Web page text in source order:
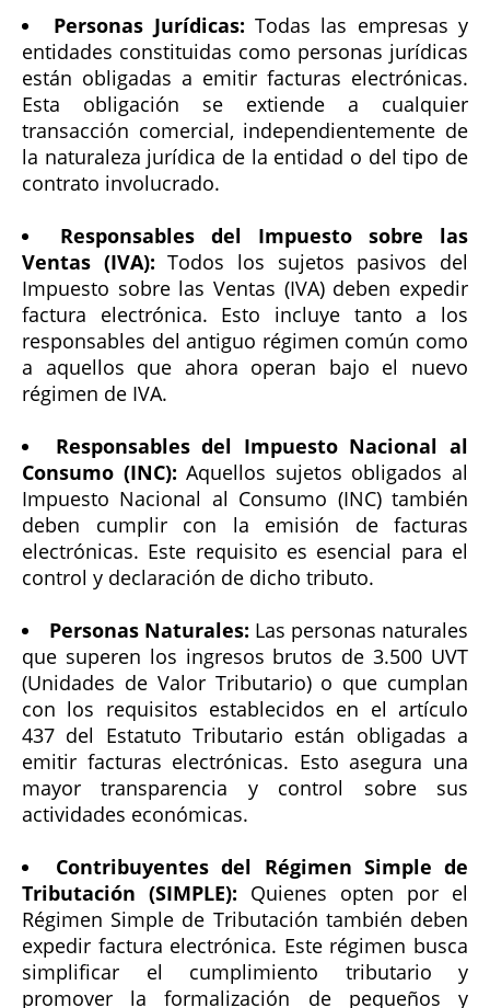
Personas Jurídicas: Todas las empresas y
entidades constituidas como personas jurídicas
están obligadas a emitir facturas electrónicas.
Esta obligación se extiende a cualquier
transacción comercial, independientemente de
la naturaleza jurídica de la entidad o del tipo de
contrato involucrado.
Responsables del Impuesto sobre las
Ventas (IVA): Todos los sujetos pasivos del
Impuesto sobre las Ventas (IVA) deben expedir
factura electrónica. Esto incluye tanto a los
responsables del antiguo régimen común como
a aquellos que ahora operan bajo el nuevo
régimen de IVA.
Responsables del Impuesto Nacional al
Consumo (INC): Aquellos sujetos obligados al
Impuesto Nacional al Consumo (INC) también
deben cumplir con la emisión de facturas
electrónicas. Este requisito es esencial para el
control y declaración de dicho tributo.
Personas Naturales: Las personas naturales
que superen los ingresos brutos de 3.500 UVT
(Unidades de Valor Tributario) o que cumplan
con los requisitos establecidos en el artículo
437 del Estatuto Tributario están obligadas a
emitir facturas electrónicas. Esto asegura una
mayor transparencia y control sobre sus
actividades económicas.
Contribuyentes del Régimen Simple de
Tributación (SIMPLE): Quienes opten por el
Régimen Simple de Tributación también deben
expedir factura electrónica. Este régimen busca
simplificar el cumplimiento tributario y
promover la formalización de pequeños y